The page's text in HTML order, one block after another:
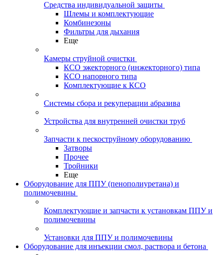
Средства индивидуальной защиты
Шлемы и комплектующие
Комбинезоны
Фильтры для дыхания
Еще
Камеры струйной очистки
КСО эжекторного (инжекторного) типа
КСО напорного типа
Комплектующие к КСО
Системы сбора и рекуперации абразива
Устройства для внутренней очистки труб
Запчасти к пескоструйному оборудованию
Затворы
Прочее
Тройники
Еще
Оборудование для ППУ (пенополиуретана) и
полимочевины
Комплектующие и запчасти к установкам ППУ и
полимочевины
Установки для ППУ и полимочевины
Оборудование для инъекции смол, раствора и бетона